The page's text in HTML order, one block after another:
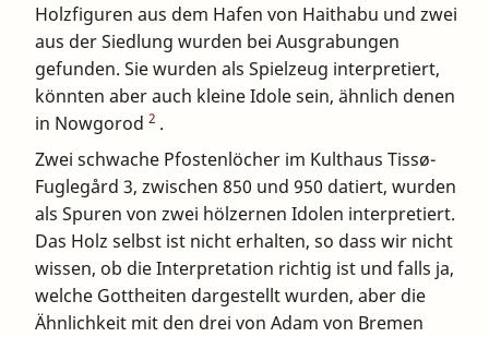
Holzfiguren aus dem Hafen von Haithabu und zwei
aus der Siedlung wurden bei Ausgrabungen
gefunden. Sie wurden als Spielzeug interpretiert,
könnten aber auch kleine Idole sein, ähnlich denen
in Nowgorod 2 .
Zwei schwache Pfostenlöcher im Kulthaus Tissø-
Fuglegård 3, zwischen 850 und 950 datiert, wurden
als Spuren von zwei hölzernen Idolen interpretiert.
Das Holz selbst ist nicht erhalten, so dass wir nicht
wissen, ob die Interpretation richtig ist und falls ja,
welche Gottheiten dargestellt wurden, aber die
Ähnlichkeit mit den drei von Adam von Bremen